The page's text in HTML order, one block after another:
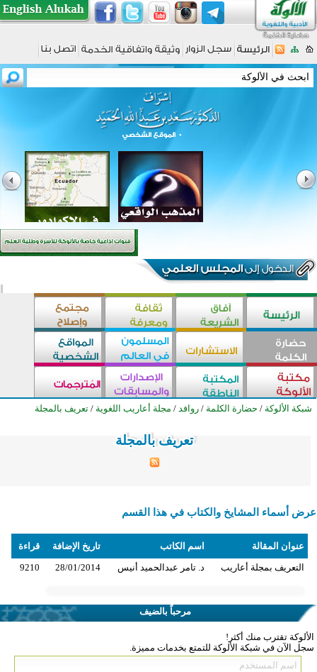
شبكة الألوكة / حضارة الكلمة / روافد / مجلة أعاريب اللغوية / تعريف بالمجلة
تعريف بالمجلة
تعريف بالمجلة
تعريف بالمجلة
تعريف بالمجلة
تعريف بالمجلة
تعريف بالمجلة
تعريف بالمجلة
تعريف بالمجلة
تعريف بالمجلة
تعريف بالمجلة
تعريف بالمجلة
تعريف بالمجلة
تعريف بالمجلة
تعريف بالمجلة
تعريف بالمجلة
تعريف بالمجلة
تعريف بالمجلة
تعريف بالمجلة
تعريف بالمجلة
تعريف بالمجلة
تعريف بالمجلة
تعريف بالمجلة
تعريف بالمجلة
تعريف بالمجلة
تعريف بالمجلة
عرض أسماء المشايخ والكتاب في هذا القسم
عنوان المقالة اسم الكاتب تاريخ الإضافة
قراءة
التعريف بمجلة أعاريب
د. تامر عبدالحميد أنيس 28/01/2014
9210
مرحباً بالضيف
الألوكة تقترب منك أكثر!
سجل الآن في شبكة الألوكة للتمتع بخدمات مميزة.